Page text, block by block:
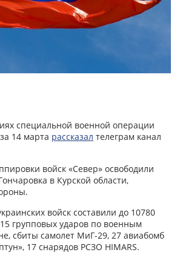
специальной военной операции
14 марта рассказал телеграм канал
войск «Север» освободили
в Курской области,
войск составили до 10780
групповых ударов по военным
сбиты самолет МиГ-29, 27 авиабомб
17 снарядов РСЗО HIMARS.